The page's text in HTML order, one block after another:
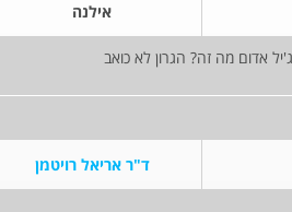
אילנה
אדום מה זה? הגרון לא כואב
ד"ר אריאל רויטמן